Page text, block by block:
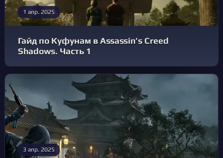
1 апр. 2025
Гайд по Куфунам в Assassin’s Creed
Shadows. Часть 1
3 апр. 2025